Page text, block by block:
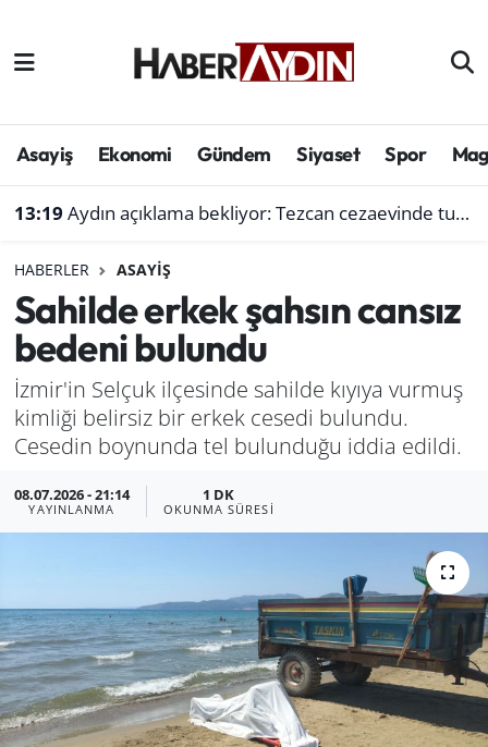
Asayiş Ekonomi Gündem Siyaset Spor
13:19 Aydın açıklama bekliyor: Tezcan cezaevinde tutuklu müteahhidi neden ziyaret etti?
HABERLER ASAYIŞ
Sahilde erkek şahsın cansız
bedeni bulundu
İzmir'in Selçuk ilçesinde sahilde kıyıya vurmuş
kimliği belirsiz bir erkek cesedi bulundu.
Cesedin boynunda tel bulunduğu iddia edildi.
08.07.2026 - 21:14
YAYINLANMA
1 DK
OKUNMA SÜRESI
Afyonkarahisar
Çevre
Genel
Haber
Izmir
Manisa
Politika
Uşak
Aydın Hava Durumu
Süper Lig Puan Durumu ve Fikstür
Son Dakika Haberleri
Haber Arşivi